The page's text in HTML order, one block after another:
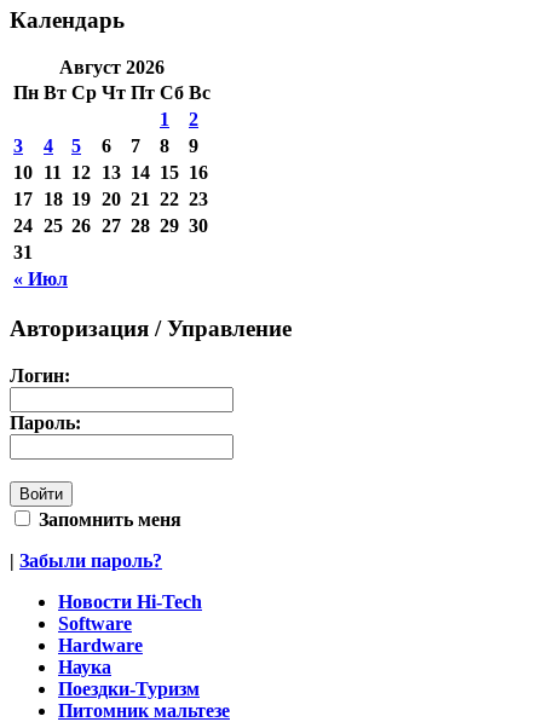
Календарь
Август 2026
Пн Вт Ср Чт Пт Сб Вс
« Июл
1
2
3
4 5 6 7 8
9
10 11 12 13 14 15 16
17 18 19 20 21 22 23
24 25 26 27 28 29 30
31
Авторизация / Управление
Логин:
Пароль:
Запомнить меня
| Забыли пароль?
Новости Hi-Tech
Software
Hardware
Наука
Поездки-Туризм
Питомник мальтезе